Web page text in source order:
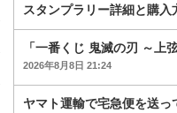
スタンプラリー詳細と購入
「一番くじ 鬼滅の刃 ～上
2026年8月8日 21:24
ヤマト運輸で宅急便を送っ